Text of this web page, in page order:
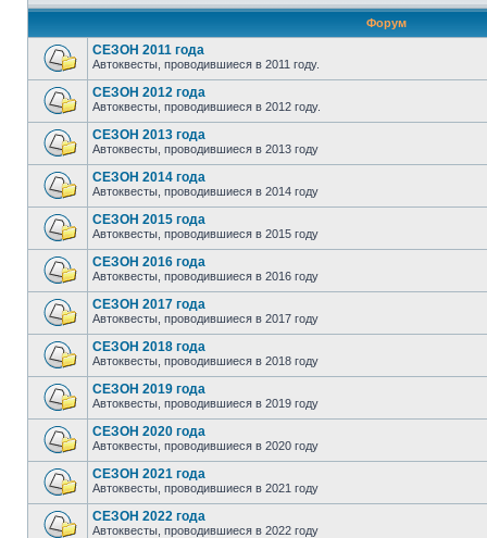
Форум
СЕЗОН 2011 года
Автоквесты, проводившиеся в 2011 году.
СЕЗОН 2012 года
Автоквесты, проводившиеся в 2012 году.
СЕЗОН 2013 года
Автоквесты, проводившиеся в 2013 году
СЕЗОН 2014 года
Автоквесты, проводившиеся в 2014 году
СЕЗОН 2015 года
Автоквесты, проводившиеся в 2015 году
СЕЗОН 2016 года
Автоквесты, проводившиеся в 2016 году
СЕЗОН 2017 года
Автоквесты, проводившиеся в 2017 году
СЕЗОН 2018 года
Автоквесты, проводившиеся в 2018 году
СЕЗОН 2019 года
Автоквесты, проводившиеся в 2019 году
СЕЗОН 2020 года
Автоквесты, проводившиеся в 2020 году
СЕЗОН 2021 года
Автоквесты, проводившиеся в 2021 году
СЕЗОН 2022 года
Автоквесты, проводившиеся в 2022 году